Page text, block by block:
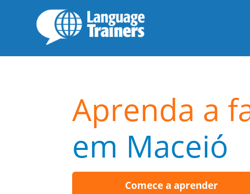
Aprenda a
em Maceió
Comece a aprender